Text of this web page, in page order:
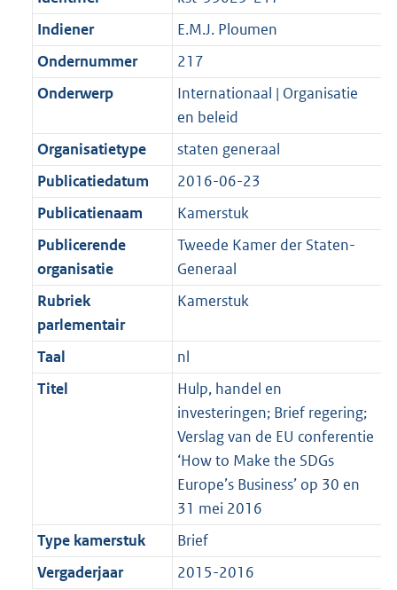
Indiener
E.M.J. Ploumen
Ondernummer
217
Onderwerp
Internationaal | Organisatie
en beleid
Organisatietype
staten generaal
Publicatiedatum
2016-06-23
Publicatienaam
Kamerstuk
Publicerende
organisatie
Tweede Kamer der Staten-
Generaal
Rubriek
parlementair
Kamerstuk
Taal
nl
Titel
Hulp, handel en
investeringen; Brief regering;
Verslag van de EU conferentie
‘How to Make the SDGs
Europe’s Business’ op 30 en
31 mei 2016
Type kamerstuk
Brief
Vergaderjaar
2015-2016